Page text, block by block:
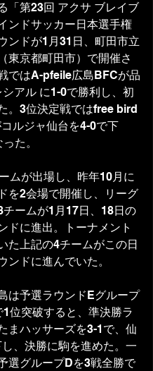
「第23回 アクサ ブレイブ
ンドサッカー日本選手権
ンドが1月31日、町田市立
東京都町田市）で開催さ
ではA-pfeile広島BFCが品
アル に1-0で勝利し、初
。3位決定戦ではfree bird
ルジャ仙台を4-0で下
た。
ムが出場し、昨年10月に
を2会場で開催し、リーグ
チームが1月17日、18日の
ドに進出。トーナメント
た上記の4チームがこの日
ンドに進んでいた。
は予選ラウンドEグループ
1位突破すると、準決勝ラ
まハッサーズを3-1で、仙
、決勝に駒を進めた。一
選グループDを3戦全勝で